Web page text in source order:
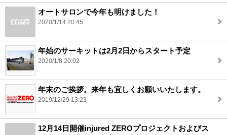
オートサロンで今年も明けました！
2020/1/14 20:45
年始のサーキットは2月2日からスタート予定
2020/1/8 20:02
年末のご挨拶。来年も宜しくお願いいたします。
2019/12/29 13:23
12月14日開催injured ZEROプロジェクトおよびス